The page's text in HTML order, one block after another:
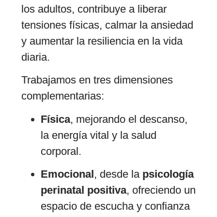
Inteligencia Sistémica
del grupo familiar, puede
ayudar a crear una
ONLINE y
PRESENCIAL
los adultos, contribuye a liberar
tensiones físicas, calmar la ansiedad
y aumentar la resiliencia en la vida
diaria.
Trabajamos en tres dimensiones
complementarias:
Física, mejorando el descanso,
la energía vital y la salud
corporal.
Emocional, desde la psicología
perinatal positiva, ofreciendo un
espacio de escucha y confianza